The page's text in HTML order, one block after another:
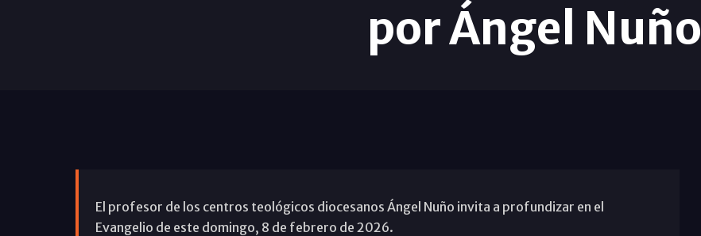
por Ángel Nuño
El profesor de los centros teológicos diocesanos Ángel Nuño invita a profundizar en el
Evangelio de este domingo, 8 de febrero de 2026.